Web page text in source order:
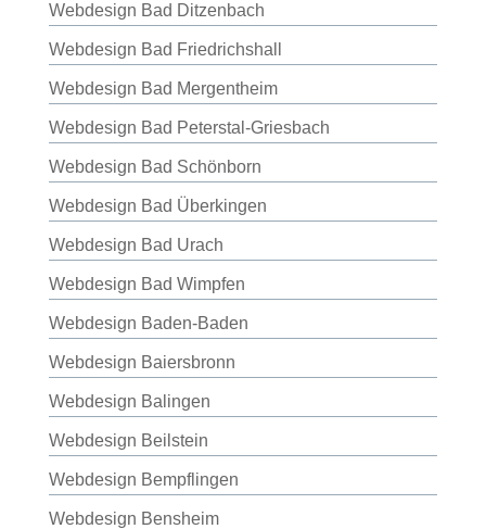
Webdesign Bad Ditzenbach
Webdesign Bad Friedrichshall
Webdesign Bad Mergentheim
Webdesign Bad Peterstal-Griesbach
Webdesign Bad Schönborn
Webdesign Bad Überkingen
Webdesign Bad Urach
Webdesign Bad Wimpfen
Webdesign Baden-Baden
Webdesign Baiersbronn
Webdesign Balingen
Webdesign Beilstein
Webdesign Bempflingen
Webdesign Bensheim